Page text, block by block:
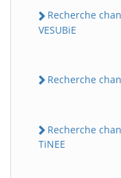
Recherche
VESUBiE
Recherche
Recherche
TiNEE